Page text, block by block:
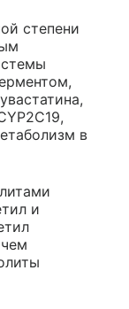
степени
в
и